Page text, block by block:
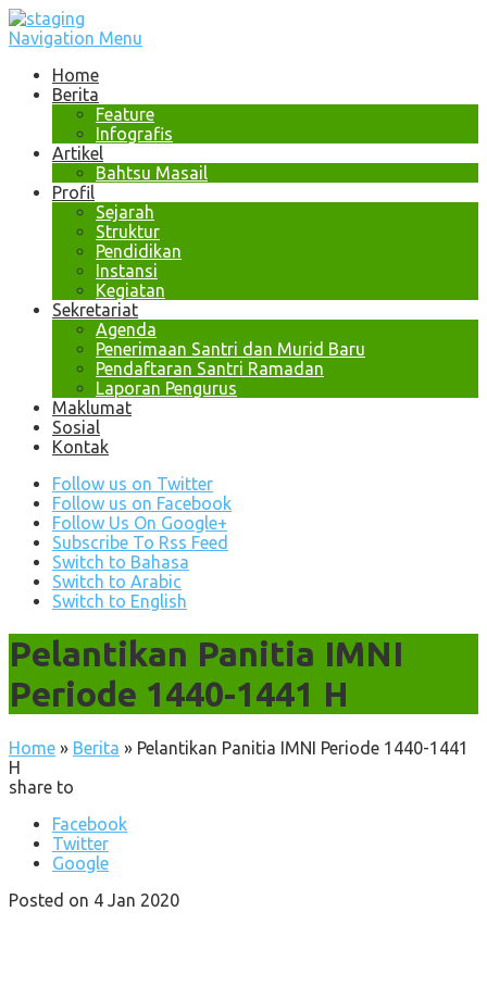
Navigation Menu
Home
Berita
Feature
Infografis
Artikel
Bahtsu Masail
Profil
Sejarah
Struktur
Pendidikan
Instansi
Kegiatan
Sekretariat
Agenda
Penerimaan Santri dan Murid Baru
Pendaftaran Santri Ramadan
Laporan Pengurus
Maklumat
Sosial
Kontak
Follow us on Twitter
Follow us on Facebook
Follow Us On Google+
Subscribe To Rss Feed
Switch to Bahasa
Switch to Arabic
Switch to English
Pelantikan Panitia IMNI
Periode 1440-1441 H
Home » Berita » Pelantikan Panitia IMNI Periode 1440-1441
H
share to
Facebook
Twitter
Google
Posted on 4 Jan 2020